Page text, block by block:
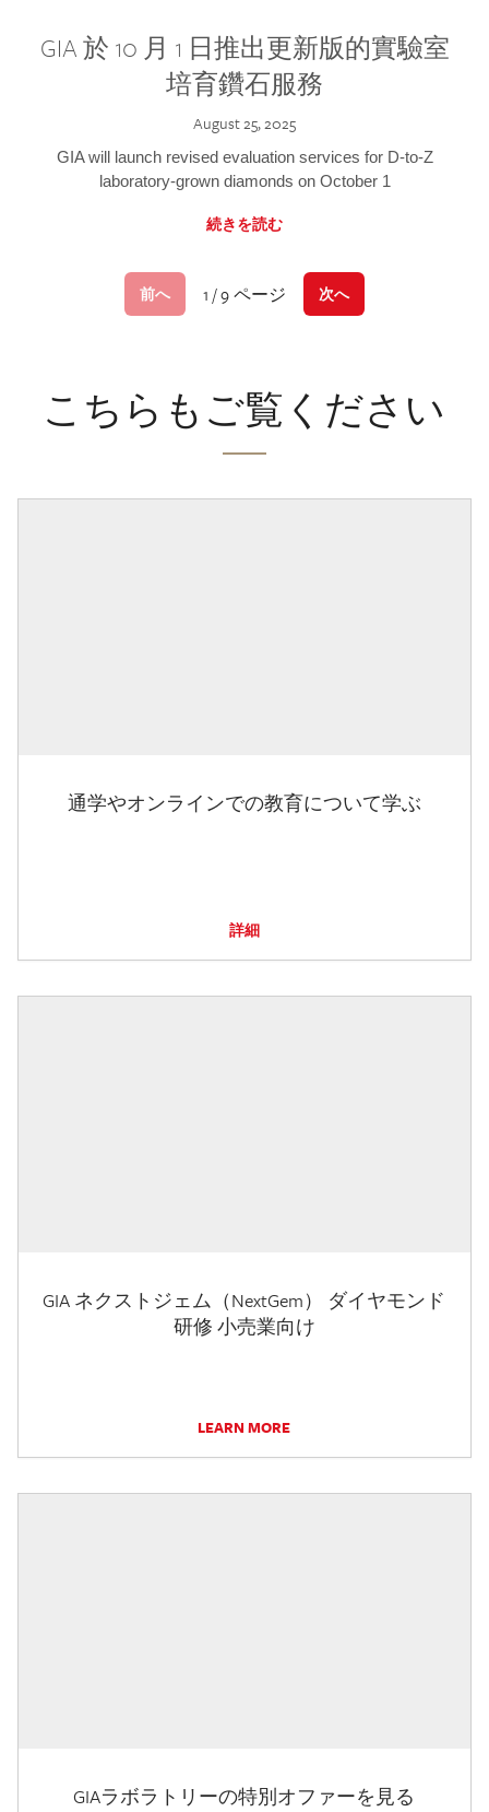
GIA 於 10 月 1 日推出更新版的實驗室
培育鑽石服務
August 25, 2025
GIA will launch revised evaluation services for D-to-Z
laboratory-grown diamonds on October 1
続きを読む
前へ 1 / 9 ページ 次へ
こちらもご覧ください
通学やオンラインでの教育について学ぶ
詳細
GIA ネクストジェム（NextGem） ダイヤモンド
研修 小売業向け
LEARN MORE
GIAラボラトリーの特別オファーを見る